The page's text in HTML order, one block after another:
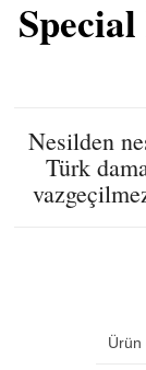
Nesilden
Türk
Ürün